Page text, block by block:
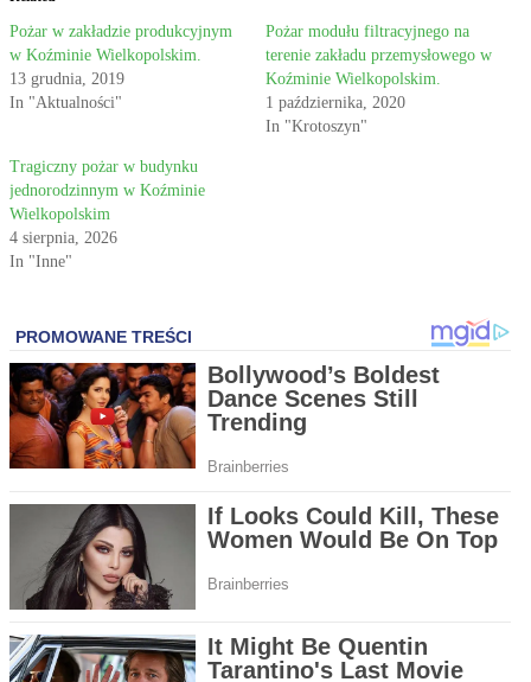
Pożar w zakładzie produkcyjnym
w Koźminie Wielkopolskim.
13 grudnia, 2019
In "Aktualności"
Pożar modułu filtracyjnego na
terenie zakładu przemysłowego w
Koźminie Wielkopolskim.
1 października, 2020
In "Krotoszyn"
Tragiczny pożar w budynku
jednorodzinnym w Koźminie
Wielkopolskim
4 sierpnia, 2026
In "Inne"